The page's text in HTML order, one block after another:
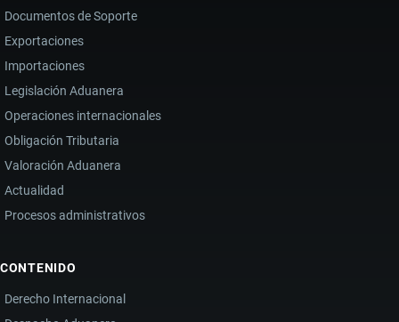
Documentos de Soporte
Exportaciones
Importaciones
Legislación Aduanera
Operaciones internacionales
Obligación Tributaria
Valoración Aduanera
Actualidad
Procesos administrativos
CONTENIDO
Derecho Internacional